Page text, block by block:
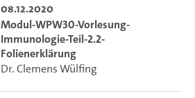
08.12.2020
Modul-WPW30-Vorlesung-
Immunologie-Teil-2.2-
Folienerklärung
Dr. Clemens Wülfing